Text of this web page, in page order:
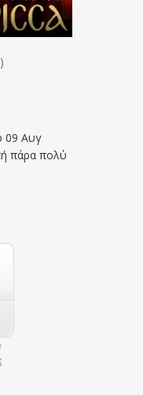
)
09 Αυγ
πάρα πολύ